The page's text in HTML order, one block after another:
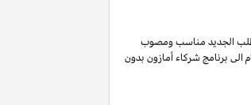
الجديد مناسب ومصوب
للانضمام الى برنامج شركاء أمازون بدون